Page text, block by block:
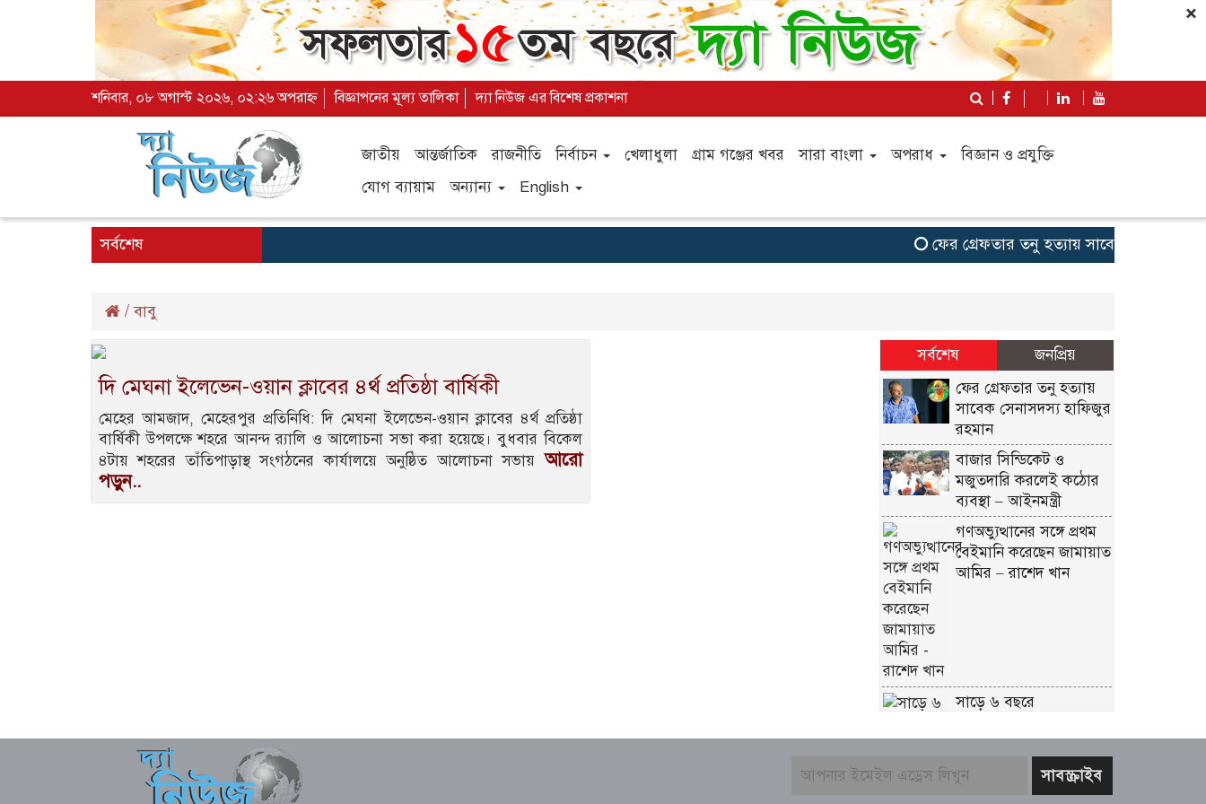
×
শনিবার, ০৮ অগাস্ট ২০২৬, ০২:২৬ অপরাহ্ন বিজ্ঞাপনের মূল্য তালিকা দ্যা নিউজ এর বিশেষ প্রকাশনা
জাতীয় আন্তর্জাতিক রাজনীতি নির্বাচন খেলাধুলা গ্রাম গঞ্জের খবর সারা বাংলা অপরাধ
বিজ্ঞান ও প্রযুক্তি
যোগ ব্যায়াম
অন্যান্য English
সর্বশেষ ফের গ্রেফতার তনু হত্যায় সাবেক সেনাসদস্য
/বাবু
দি মেঘনা ইলেভেন-ওয়ান ক্লাবের ৪র্থ প্রতিষ্ঠা বার্ষিকী
মেহের আমজাদ, মেহেরপুর প্রতিনিধি: দি মেঘনা ইলেভেন-ওয়ান ক্লাবের ৪র্থ প্রতিষ্ঠা
বার্ষিকী উপলক্ষে শহরে আনন্দ র‌্যালি ও আলোচনা সভা করা হয়েছে। বুধবার বিকেল
৪টায় শহরের তাঁতিপাড়াস্থ সংগঠনের কার্যালয়ে অনুষ্ঠিত আলোচনা সভায়আরো
পড়ুন..
সর্বশেষ
জনপ্রিয়
ফের গ্রেফতার তনু হত্যায়
সাবেক সেনাসদস্য হাফিজুর
রহমান
বাজার সিন্ডিকেট ও
মজুতদারি করলেই কঠোর
ব্যবস্থা – আইনমন্ত্রী
গণঅভ্যুত্থানের সঙ্গে প্রথম
বেইমানি করেছেন জামায়াত
আমির – রাশেদ খান
সাড়ে ৬ বছরে
নিহত ১৫ হাজার ৭১২ জন